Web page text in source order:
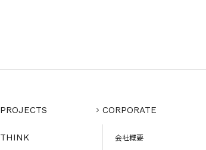
PROJECTS
THINK
CORPORATE
会社概要